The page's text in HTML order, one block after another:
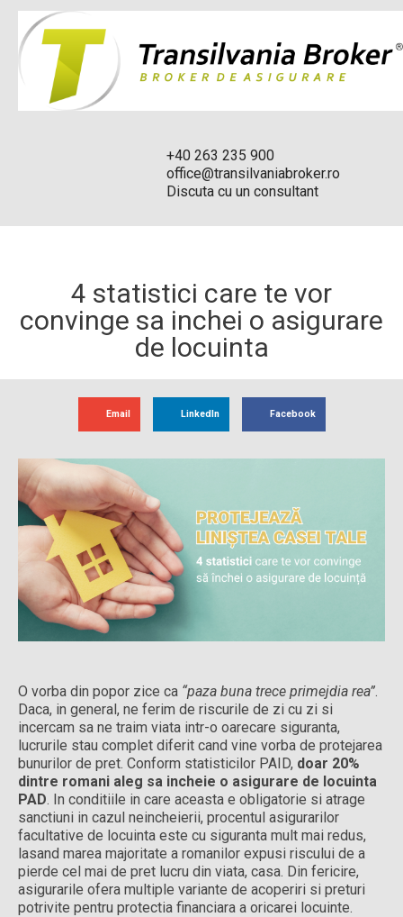
+40 263 235 900
office@transilvaniabroker.ro
Discuta cu un consultant
4 statistici care te vor
convinge sa inchei o asigurare
de locuinta
Email LinkedIn Facebook
O vorba din popor zice ca “paza buna trece primejdia rea”.
Daca, in general, ne ferim de riscurile de zi cu zi si
incercam sa ne traim viata intr-o oarecare siguranta,
lucrurile stau complet diferit cand vine vorba de protejarea
bunurilor de pret. Conform statisticilor PAID, doar 20%
dintre romani aleg sa incheie o asigurare de locuinta
PAD. In conditiile in care aceasta e obligatorie si atrage
sanctiuni in cazul neincheierii, procentul asigurarilor
facultative de locuinta este cu siguranta mult mai redus,
lasand marea majoritate a romanilor expusi riscului de a
pierde cel mai de pret lucru din viata, casa. Din fericire,
asigurarile ofera multiple variante de acoperiri si preturi
potrivite pentru protectia financiara a oricarei locuinte.